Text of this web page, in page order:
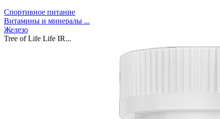
Спортивное питание
Витамины и минералы ...
Железо
Tree of Life Life IR...